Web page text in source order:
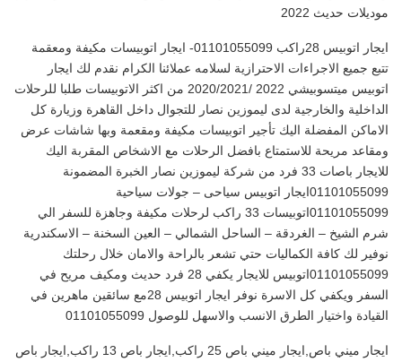
موديلات حديث 2022
ايجار اتوبيس 28راكب 01101055099- ايجار اتوبيسات مكيفة ومعقمة
تتبع جميع الاجراءات الاحترازية لسلامه عملائنا الكرام نقدم لك ايجار
اتوبيس ميتسوبيشي 2022 /2020/2021 من اكثر الاتوبيسات طلبا للرحلات
الداخلية والخارجية لدى ليموزين نصار للتجوال داخل القاهرة وزيارة كل
الاماكن المفضلة اليك تأجير اتوبيسات مكيفة ومقعمة وبها شاشات عرض
ومقاعد مريحة للاستمتاع بافضل الرحلات مع الاشخاص المقربة اليك
للايجار باصات 33 فرد من شركة ليموزين نصار الخبرة المضمونة
01101055099ايجار اتوبيس سياحى – جولات سياحية
01101055099اتوبيسات 33 راكب لرحلات مكيفة وجاهزة للسفر الي
شرم الشيخ – الغردقة – الساحل الشمالي – العين السخنة – الاسكندرية
نوفير لك كافة الكماليات حتي تشعر بالراحة والامان خلال رحلتك
01101055099اتوبيس للايجار يكفي 28 فرد حديث ومكيف مريح في
السفر ويكفي كل الاسرة نوفر ايجار اتوبيس 28مع سائقين ماهرين في
القيادة واختيار الطرق الانسب والاسهل للوصول 01101055099
ايجار ميني باص,ايجار ميني باص 25 راكب,ايجار باص 13 راكب,ايجار باص